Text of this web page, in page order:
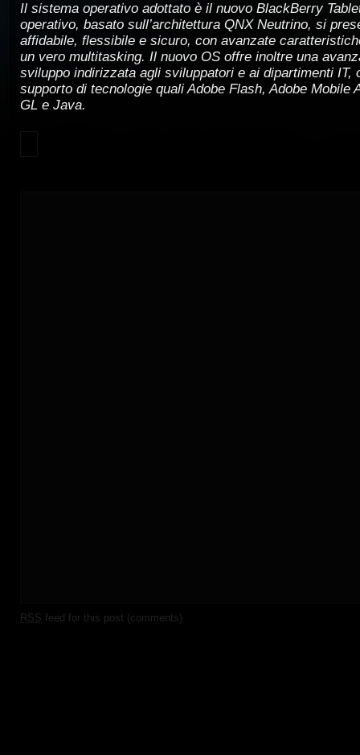
Il sistema operativo adottato è il nuovo BlackBerry
operativo, basato sull’architettura QNX Neutrino, si
affidabile, flessibile e sicuro, con avanzate
un vero multitasking. Il nuovo OS offre inoltre una
sviluppo indirizzata agli sviluppatori e ai dipartimenti IT,
supporto di tecnologie quali Adobe Flash, Adobe Mobile
GL e Java.
RSS feed for this post (comments)